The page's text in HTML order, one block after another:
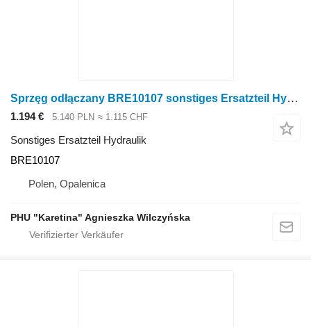
Sprzęg odłączany BRE10107 sonstiges Ersatzteil Hydraulik für John Deere 9470RX Raupentraktor
1.194 € 5.140 PLN ≈ 1.115 CHF
Sonstiges Ersatzteil Hydraulik
BRE10107
Polen, Opalenica
PHU "Karetina" Agnieszka Wilczyńska